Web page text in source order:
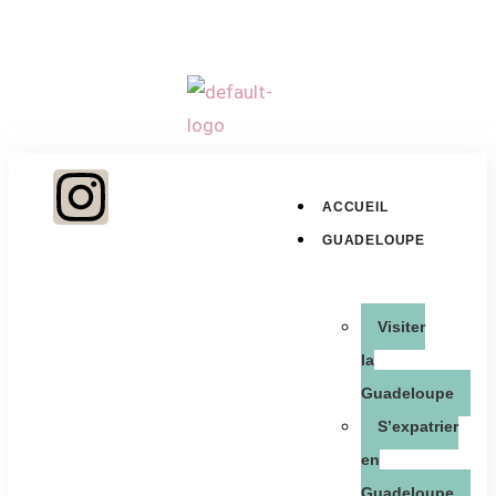
ACCUEIL
GUADELOUPE
Visiter
la
Guadeloupe
S’expatrier
en